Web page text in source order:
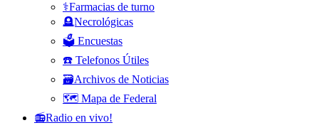
⚕️Farmacias de turno
🪦Necrológicas
🗳️ Encuestas
☎️ Telefonos Útiles
🗃️Archivos de Noticias
🗺️ Mapa de Federal
📻Radio en vivo!